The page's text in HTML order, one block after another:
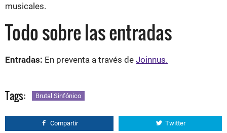
musicales.
Todo sobre las entradas
Entradas: En preventa a través de Joinnus.
Tags: Brutal Sinfónico
Compartir Twitter